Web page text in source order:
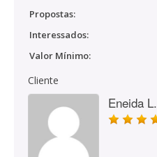
Propostas:
Interessados:
Valor Mínimo:
Cliente
Eneida L.